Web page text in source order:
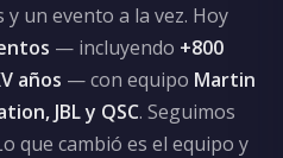
un evento a la vez. Hoy
— incluyendo +800
años — con equipo Martin
JBL y QSC. Seguimos
que cambió es el equipo y